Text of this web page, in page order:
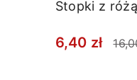
Stopki z
6,40 zł